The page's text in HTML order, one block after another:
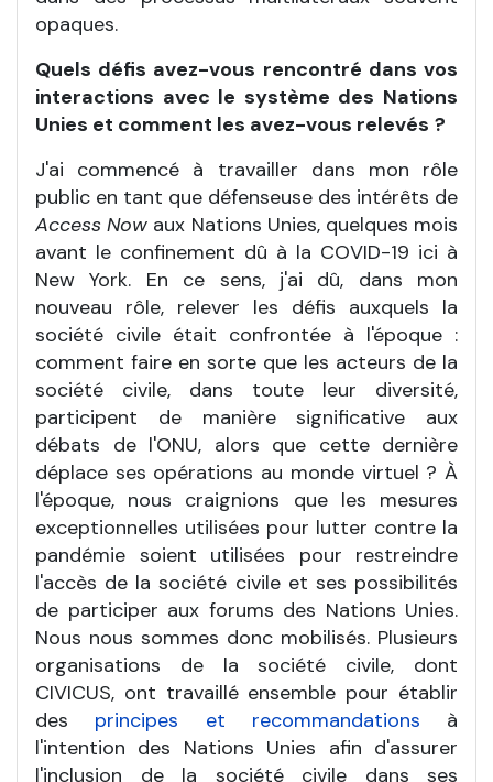
opaques.
Quels défis avez-vous rencontré dans vos
interactions avec le système des Nations
Unies et comment les avez-vous relevés ?
J'ai commencé à travailler dans mon rôle
public en tant que défenseuse des intérêts de
Access Now aux Nations Unies, quelques mois
avant le confinement dû à la COVID-19 ici à
New York. En ce sens, j'ai dû, dans mon
nouveau rôle, relever les défis auxquels la
société civile était confrontée à l'époque :
comment faire en sorte que les acteurs de la
société civile, dans toute leur diversité,
participent de manière significative aux
débats de l'ONU, alors que cette dernière
déplace ses opérations au monde virtuel ? À
l'époque, nous craignions que les mesures
exceptionnelles utilisées pour lutter contre la
pandémie soient utilisées pour restreindre
l'accès de la société civile et ses possibilités
de participer aux forums des Nations Unies.
Nous nous sommes donc mobilisés. Plusieurs
organisations de la société civile, dont
CIVICUS, ont travaillé ensemble pour établir
des principes et recommandations à
l'intention des Nations Unies afin d'assurer
l'inclusion de la société civile dans ses